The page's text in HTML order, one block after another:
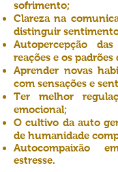
sofrimento;
Clareza na
distinguir
Autopercepção
reações e os padrões
Aprender novas
com sensações e
Ter melhor
emocional;
O cultivo da auto
de humanidade
Autocompaixão
estresse.